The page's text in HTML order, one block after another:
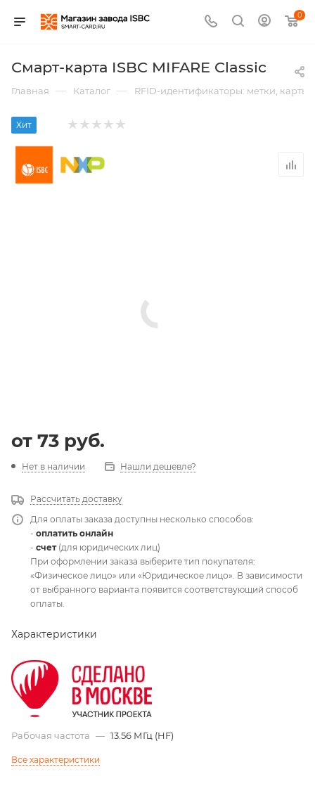
0
Смарт-карта ISBC MIFARE Classic
Главная — Каталог — RFID-идентификаторы: метки,
Хит
от 73 руб.
Нет в наличии Нашли дешевле?
Рассчитать доставку
Для оплаты заказа доступны несколько способов:
- оплатить онлайн
- счет(для юридических лиц)
При оформлении заказа выберите тип покупателя:
«Физическое лицо» или «Юридическое лицо». В зависимости
от выбранного варианта появится соответствующий способ
оплаты.
Характеристики
Рабочая частота — 13.56 МГц (HF)
Все характеристики